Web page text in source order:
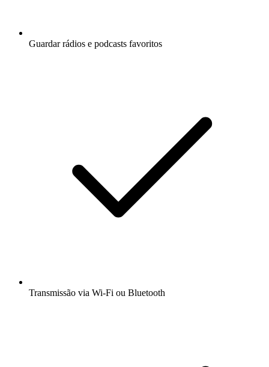
Guardar rádios e podcasts favoritos
Transmissão via Wi-Fi ou Bluetooth